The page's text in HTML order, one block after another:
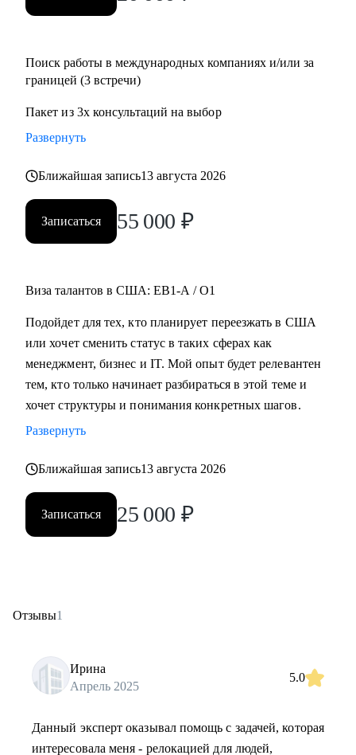
Поиск работы в международных компаниях и/или за
границей (3 встречи)
Пакет из 3х консультаций на выбор
Развернуть
Ближайшая запись13 августа 2026
Записаться 55 000 ₽
Виза талантов в США: EB1-A / O1
Подойдет для тех, кто планирует переезжать в США
или хочет сменить статус в таких сферах как
менеджмент, бизнес и IT. Мой опыт будет релевантен
тем, кто только начинает разбираться в этой теме и
хочет структуры и понимания конкретных шагов.
Развернуть
Ближайшая запись13 августа 2026
Записаться 25 000 ₽
Отзывы1
Ирина
Апрель 2025
5.0
Данный эксперт оказывал помощь с задачей, которая
интересовала меня - релокацией для людей,